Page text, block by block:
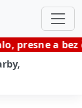
bez čakania.